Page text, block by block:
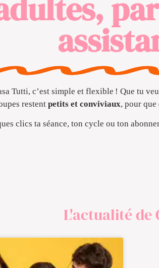
Tutti, c’est simple et flexible ! Que tu
restent petits et conviviaux, pour
clics ta séance, ton cycle ou ton
L'actualité de